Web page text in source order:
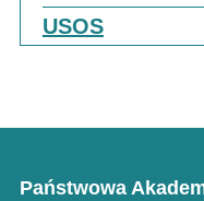
USOS
Państwowa